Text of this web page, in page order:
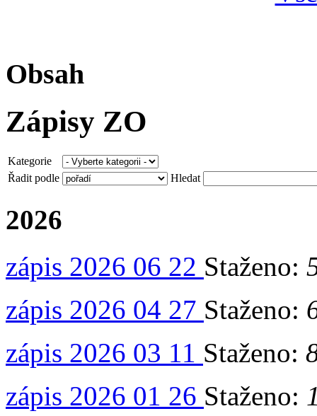
Obsah
Zápisy ZO
Kategorie
Řadit podle
Hledat
2026
zápis 2026 06 22 Staženo:
zápis 2026 04 27 Staženo:
zápis 2026 03 11 Staženo:
zápis 2026 01 26 Staženo: